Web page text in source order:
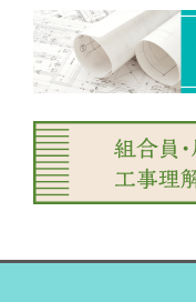
2025.12.15年
2025.11.16【
2025.10.30協
2025.10.26【